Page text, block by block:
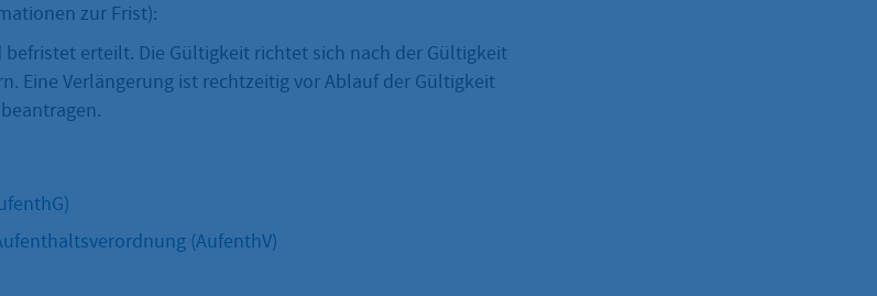
zur Frist):
erteilt. Die Gültigkeit richtet sich nach der Gültigkeit
Eine Verlängerung ist rechtzeitig vor Ablauf der Gültigkeit
(AufenthV)